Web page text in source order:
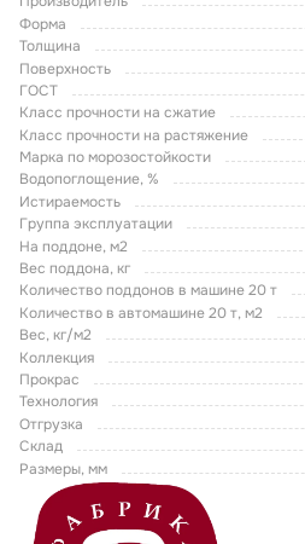
Форма
Толщина
Поверхность
ГОСТ
Класс прочности на сжатие
Класс прочности на растяжение
Марка по морозостойкости
Водопоглощение, %
Истираемость
Группа эксплуатации
На поддоне, м2
Вес поддона, кг
Количество поддонов в машине 20 т
Количество в автомашине 20 т, м2
Вес, кг/м2
Коллекция
Прокрас
Технология
Отгрузка
Склад
Размеры, мм